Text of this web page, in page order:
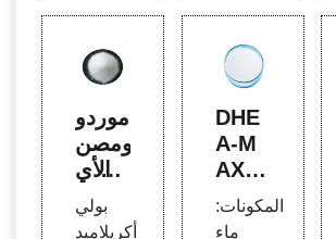
موردو
ومصن
عو الأي
زوبارا
فين و
بولي
أكريلاميد
DHE
A-M
AX: ك
ريم D
HEA
المكونات:
ماء